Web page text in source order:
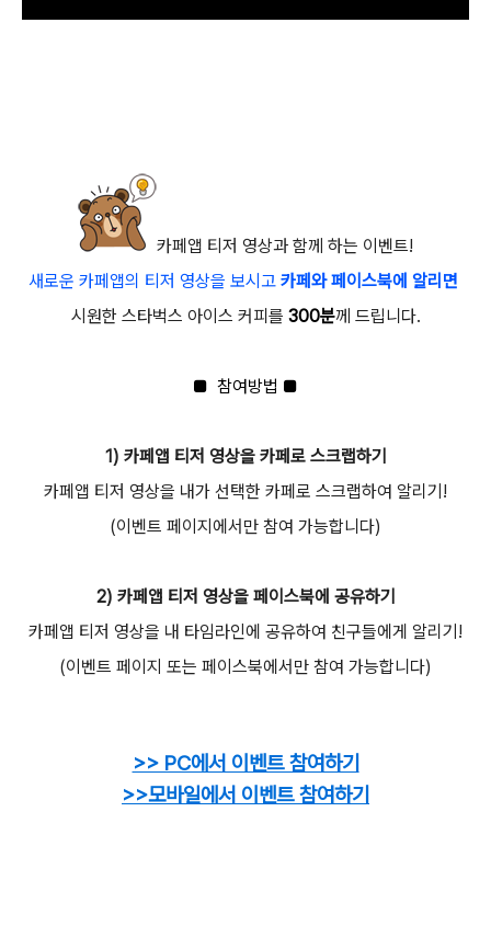
카페앱 티저 영상과 함께 하는 이벤트!
새로운 카페앱의 티저 영상을 보시고 카페와 페이스북에 알리면
시원한 스타벅스 아이스 커피 를 300분께 드립니다.
■ 참여방법 ■
1) 카페앱 티저 영상을 카페로 스크랩하기
카페앱 티저 영상을 내가 선택한 카페로 스크랩하여 알리기!
(이벤트 페이지에서만 참여 가능합니다)
2) 카페앱 티저 영상을 페이스북에 공유하기
카페앱 티저 영상을 내 타임라인에 공유하여 친구들에게 알리기!
(이벤트 페이지 또는 페이스북에서만 참여 가능합니다)
>> PC에서 이벤트 참여하기
>>모바일에서 이벤트 참여하기